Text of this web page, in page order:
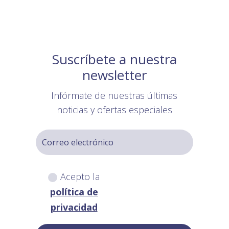
Suscríbete a nuestra
newsletter
Infórmate de nuestras últimas
noticias y ofertas especiales
Acepto la
política de
privacidad